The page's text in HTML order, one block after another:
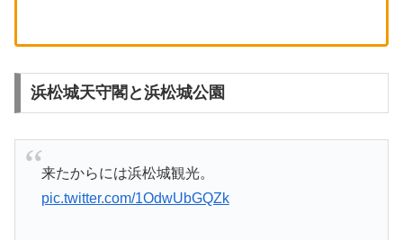
浜松城天守閣と浜松城公園
来たからには浜松城観光。
pic.twitter.com/1OdwUbGQZk